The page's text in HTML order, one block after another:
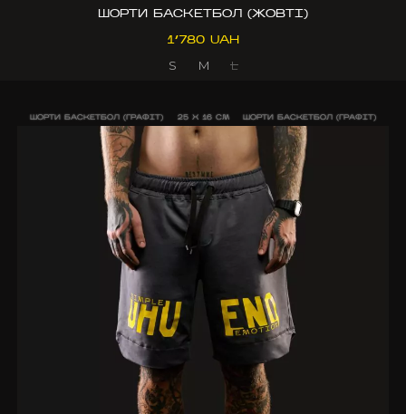
ШОРТИ БАСКЕТБОЛ (ЖОВТІ)
1’780 UAH
S
M L
ШОРТИ БАСКЕТБОЛ (ГРАФІТ) 25 X 16 CM ШОРТИ БАСКЕТБОЛ (ГРАФІТ)